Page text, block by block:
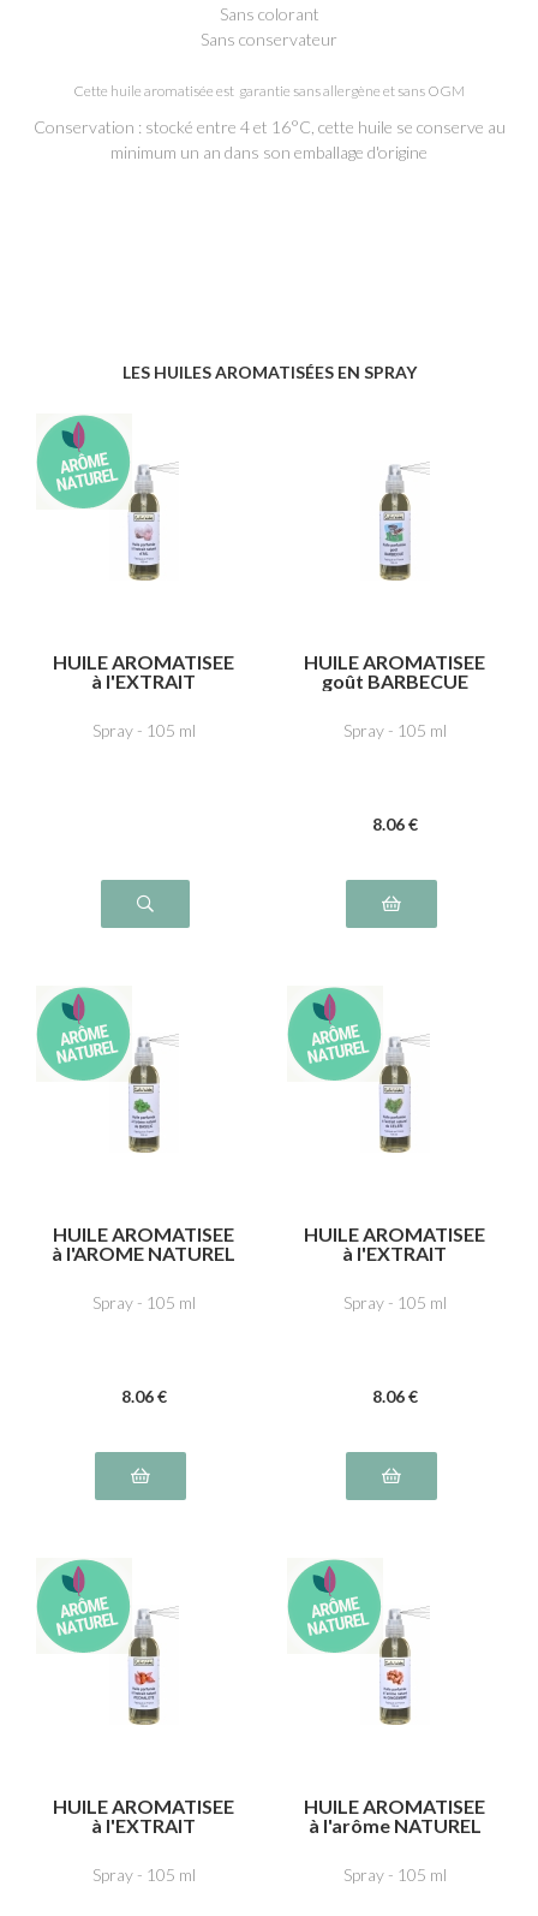
Sans colorant
Sans conservateur
Cette huile aromatisée est garantie sans allergène et sans OGM
Conservation : stocké entre 4 et 16°C, cette huile se conserve au
minimum un an dans son emballage d'origine
LES HUILES AROMATISÉES EN SPRAY
HUILE AROMATISEE
à l'EXTRAIT
Spray - 105 ml
HUILE AROMATISEE
goût BARBECUE
Spray - 105 ml
8.06 €
HUILE AROMATISEE
à l'AROME NATUREL
Spray - 105 ml
8.06 €
HUILE AROMATISEE
à l'EXTRAIT
Spray - 105 ml
8.06 €
HUILE AROMATISEE
à l'EXTRAIT
Spray - 105 ml
HUILE AROMATISEE
à l'arôme NATUREL
Spray - 105 ml